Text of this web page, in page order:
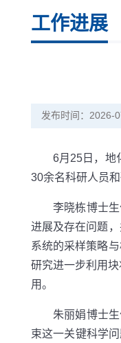
工作进展
发布时间：2026-
6月25日，地
30余名科研人员和
李晓栋博士
进展及存在问题
系统的采样策略
研究进一步利用
用。
朱丽娟博士
束这一关键科学